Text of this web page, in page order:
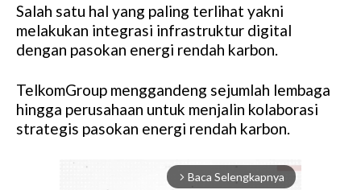
Salah satu hal yang paling terlihat yakni
melakukan integrasi infrastruktur digital
dengan pasokan energi rendah karbon.
TelkomGroup menggandeng sejumlah lembaga
hingga perusahaan untuk menjalin kolaborasi
strategis pasokan energi rendah karbon.
arrow_forward_ios Baca Selengkapnya